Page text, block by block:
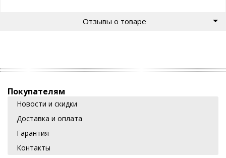
Отзывы о товаре
Покупателям
Новости и скидки
Доставка и оплата
Гарантия
Контакты